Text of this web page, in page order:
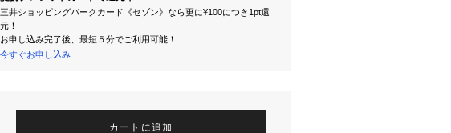
三井ショッピングパークカード《セゾン》なら更に¥100につき1pt還
元！
お申し込み完了後、最短５分でご利用可能！
今すぐお申し込み
カートに追加